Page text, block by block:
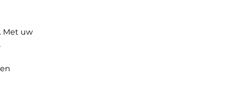
Met uw